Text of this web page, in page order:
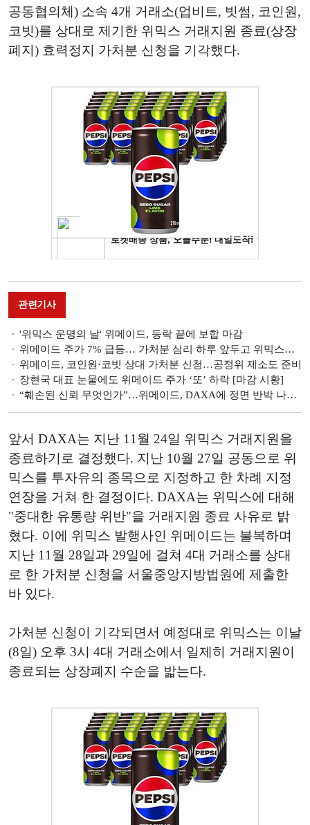
공동협의체) 소속 4개 거래소(업비트, 빗썸, 코인원,
코빗)를 상대로 제기한 위믹스 거래지원 종료(상장
폐지) 효력정지 가처분 신청을 기각했다.
관련기사
'위믹스 운명의 날' 위메이드, 등락 끝에 보합 마감
위메이드 주가 7% 급등… 가처분 심리 하루 앞두고 위믹스도 2%↑[마감 시황]
위메이드, 코인원·코빗 상대 가처분 신청…공정위 제소도 준비
장현국 대표 눈물에도 위메이드 주가 ‘또’ 하락 [마감 시황]
“훼손된 신뢰 무엇인가”…위메이드, DAXA에 정면 반박 나섰다
앞서 DAXA는 지난 11월 24일 위믹스 거래지원을
종료하기로 결정했다. 지난 10월 27일 공동으로 위
믹스를 투자유의 종목으로 지정하고 한 차례 지정
연장을 거쳐 한 결정이다. DAXA는 위믹스에 대해
"중대한 유통량 위반"을 거래지원 종료 사유로 밝
혔다. 이에 위믹스 발행사인 위메이드는 불복하며
지난 11월 28일과 29일에 걸쳐 4대 거래소를 상대
로 한 가처분 신청을 서울중앙지방법원에 제출한
바 있다.
가처분 신청이 기각되면서 예정대로 위믹스는 이날
(8일) 오후 3시 4대 거래소에서 일제히 거래지원이
종료되는 상장폐지 수순을 밟는다.